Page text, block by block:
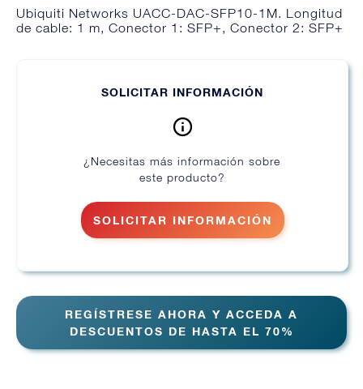
Ubiquiti Networks UACC-DAC-SFP10-1M. Longitud
de cable: 1 m, Conector 1: SFP+, Conector 2: SFP+
SOLICITAR INFORMACIÓN
¿Necesitas más información sobre
este producto?
SOLICITAR INFORMACIÓN
REGÍSTRESE AHORA Y ACCEDA A
DESCUENTOS DE HASTA EL 70%